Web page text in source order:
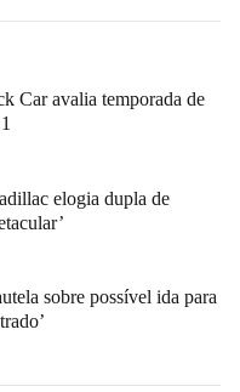
Car avalia temporada de
elogia dupla de
sobre possível ida para